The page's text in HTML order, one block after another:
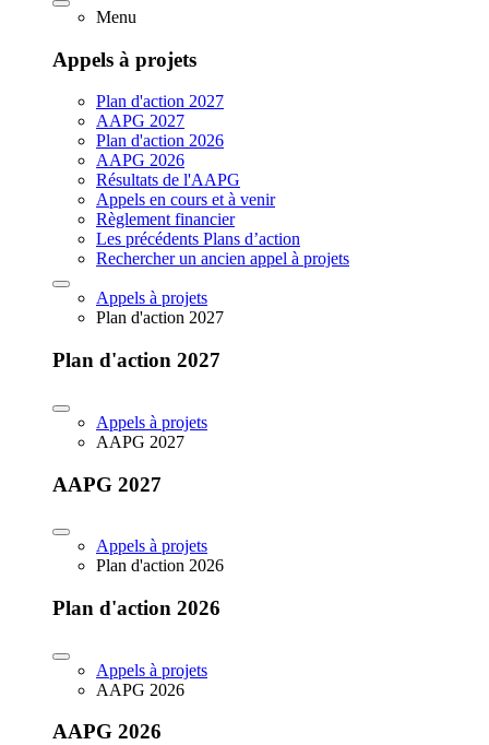
Menu
Appels à projets
Plan d'action 2027
AAPG 2027
Plan d'action 2026
AAPG 2026
Résultats de l'AAPG
Appels en cours et à venir
Règlement financier
Les précédents Plans d’action
Rechercher un ancien appel à projets
Appels à projets
Plan d'action 2027
Plan d'action 2027
Appels à projets
AAPG 2027
AAPG 2027
Appels à projets
Plan d'action 2026
Plan d'action 2026
Appels à projets
AAPG 2026
AAPG 2026